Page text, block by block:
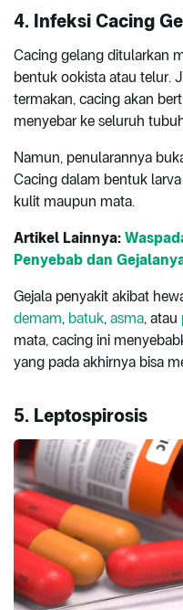
4. Infeksi Cacing
Cacing gelang ditularkan
bentuk ookista atau telur.
termakan, cacing akan
menyebar ke seluruh
Namun, penularannya
Cacing dalam bentuk
kulit maupun mata.
Artikel Lainnya:
Penyebab dan
Gejala penyakit akibat
demam, batuk, asma, atau
mata, cacing ini
yang pada akhirnya bisa
5. Leptospirosis